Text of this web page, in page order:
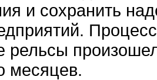
и сохранить
рельсы
месяцев.